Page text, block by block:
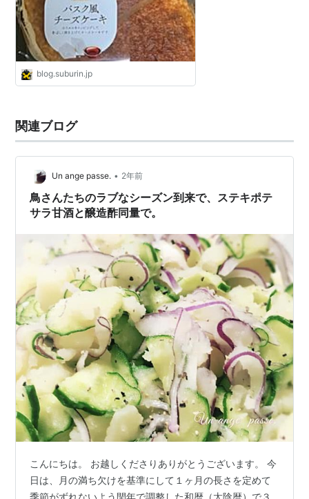
blog.suburin.jp
関連ブログ
Un ange passe. • 2年前
鳥さんたちのラブなシーズン到来で、ステキポテ
サラ甘酒と醸造酢同量で。
こんにちは。 お越しくださりありがとうございます。 今
日は、月の満ち欠けを基準にして１ヶ月の長さを定めて